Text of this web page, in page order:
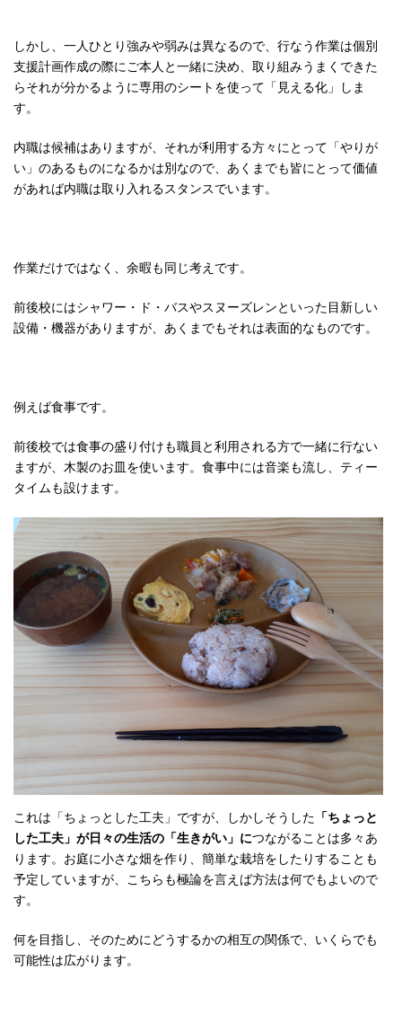
しかし、一人ひとり強みや弱みは異なるので、行なう作業は個別
支援計画作成の際にご本人と一緒に決め、取り組みうまくできた
らそれが分かるように専用のシートを使って「見える化」しま
す。
内職は候補はありますが、それが利用する方々にとって「やりが
い」のあるものになるかは別なので、あくまでも皆にとって価値
があれば内職は取り入れるスタンスでいます。
作業だけではなく、余暇も同じ考えです。
前後校にはシャワー・ド・バスやスヌーズレンといった目新しい
設備・機器がありますが、あくまでもそれは表面的なものです。
例えば食事です。
前後校では食事の盛り付けも職員と利用される方で一緒に行ない
ますが、木製のお皿を使います。食事中には音楽も流し、ティー
タイムも設けます。
これは「ちょっとした工夫」ですが、しかしそうした 「ちょっと
した工夫」が日々の生活の「生きがい」につながることは多々あ
ります。お庭に小さな畑を作り、簡単な栽培をしたりすることも
予定していますが、こちらも極論を言えば方法は何でもよいので
す。
何を目指し、そのためにどうするかの相互の関係で、いくらでも
可能性は広がります。